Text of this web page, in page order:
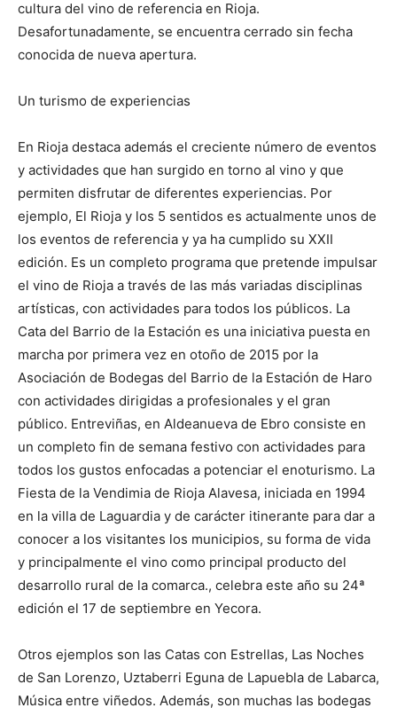
cultura del vino de referencia en Rioja.
Desafortunadamente, se encuentra cerrado sin fecha
conocida de nueva apertura.
Un turismo de experiencias
En Rioja destaca además el creciente número de eventos
y actividades que han surgido en torno al vino y que
permiten disfrutar de diferentes experiencias. Por
ejemplo, El Rioja y los 5 sentidos es actualmente unos de
los eventos de referencia y ya ha cumplido su XXII
edición. Es un completo programa que pretende impulsar
el vino de Rioja a través de las más variadas disciplinas
artísticas, con actividades para todos los públicos. La
Cata del Barrio de la Estación es una iniciativa puesta en
marcha por primera vez en otoño de 2015 por la
Asociación de Bodegas del Barrio de la Estación de Haro
con actividades dirigidas a profesionales y el gran
público. Entreviñas, en Aldeanueva de Ebro consiste en
un completo fin de semana festivo con actividades para
todos los gustos enfocadas a potenciar el enoturismo. La
Fiesta de la Vendimia de Rioja Alavesa, iniciada en 1994
en la villa de Laguardia y de carácter itinerante para dar a
conocer a los visitantes los municipios, su forma de vida
y principalmente el vino como principal producto del
desarrollo rural de la comarca., celebra este año su 24ª
edición el 17 de septiembre en Yecora.
Otros ejemplos son las Catas con Estrellas, Las Noches
de San Lorenzo, Uztaberri Eguna de Lapuebla de Labarca,
Música entre viñedos. Además, son muchas las bodegas